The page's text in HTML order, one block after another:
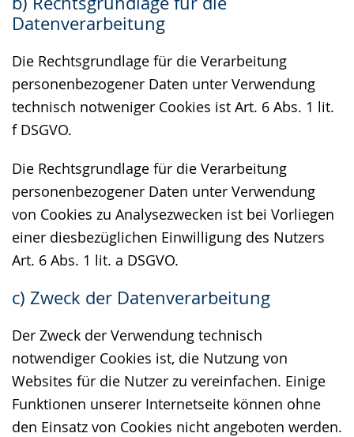
Datenverarbeitung
Die Rechtsgrundlage für die Verarbeitung
personenbezogener Daten unter Verwendung
technisch notweniger Cookies ist Art. 6 Abs. 1 lit.
f DSGVO.
Die Rechtsgrundlage für die Verarbeitung
personenbezogener Daten unter Verwendung
von Cookies zu Analysezwecken ist bei Vorliegen
einer diesbezüglichen Einwilligung des Nutzers
Art. 6 Abs. 1 lit. a DSGVO.
c) Zweck der Datenverarbeitung
Der Zweck der Verwendung technisch
notwendiger Cookies ist, die Nutzung von
Websites für die Nutzer zu vereinfachen. Einige
Funktionen unserer Internetseite können ohne
den Einsatz von Cookies nicht angeboten werden.